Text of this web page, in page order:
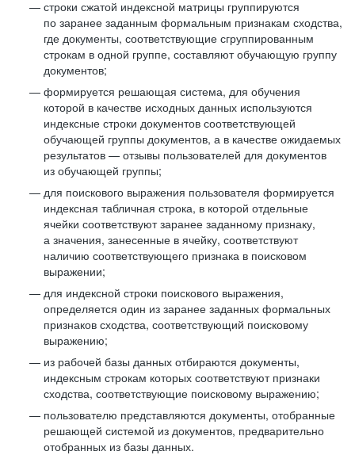
строки сжатой индексной матрицы группируются
по заранее заданным формальным признакам сходства,
где документы, соответствующие сгруппированным
строкам в одной группе, составляют обучающую группу
документов;
формируется решающая система, для обучения
которой в качестве исходных данных используются
индексные строки документов соответствующей
обучающей группы документов, а в качестве ожидаемых
результатов — отзывы пользователей для документов
из обучающей группы;
для поискового выражения пользователя формируется
индексная табличная строка, в которой отдельные
ячейки соответствуют заранее заданному признаку,
а значения, занесенные в ячейку, соответствуют
наличию соответствующего признака в поисковом
выражении;
для индексной строки поискового выражения,
определяется один из заранее заданных формальных
признаков сходства, соответствующий поисковому
выражению;
из рабочей базы данных отбираются документы,
индексным строкам которых соответствуют признаки
сходства, соответствующие поисковому выражению;
пользователю представляются документы, отобранные
решающей системой из документов, предварительно
отобранных из базы данных.